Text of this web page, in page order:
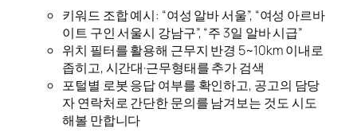
키워드 조합 예시: “여성 알바 서울”, “여성 아르바
이트 구인 서울시 강남구”, “주 3일 알바 시급”
위치 필터를 활용해 근무지 반경 5~10km 이내로
좁히고, 시간대·근무형태를 추가 검색
포털별 로봇 응답 여부를 확인하고, 공고의 담당
자 연락처로 간단한 문의를 남겨보는 것도 시도
해볼 만합니다